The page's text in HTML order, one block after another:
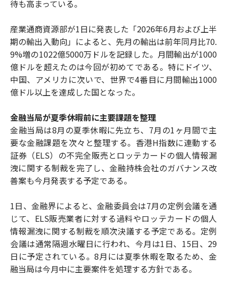
待も高まっている。
産業通商資源部が1日に発表した「2026年6月および上半
期の輸出入動向」によると、先月の輸出は前年同月比70.
9%増の1022億5000万ドルを記録した。月間輸出が1000
億ドルを超えたのは今回が初めてである。特にドイツ、
中国、アメリカに次いで、世界で4番目に月間輸出1000
億ドル以上を達成した国となった。
金融当局が夏季休暇前に主要課題を整理
金融当局は8月の夏季休暇に先立ち、7月の1ヶ月間で主
要な金融課題を次々と整理する。香港H指数に連動する
証券（ELS）の不完全販売とロッテカードの個人情報漏
洩に関する制裁を完了し、金融持株会社のガバナンス改
善案も今月発表する予定である。
1日、金融界によると、金融委員会は7月の定例会議を通
じて、ELS販売業者に対する過料やロッテカードの個人
情報漏洩に関する制裁を順次決議する予定である。定例
会議は通常隔週水曜日に行われ、今月は1日、15日、29
日に予定されている。8月には夏季休暇を取るため、金
融当局は今月中に主要案件を処理する方針である。